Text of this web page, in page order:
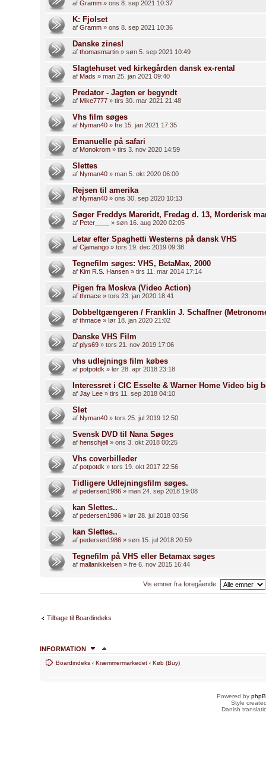
af Gramm » ons 8. sep 2021 10:37
K: Fjolset
af Gramm » ons 8. sep 2021 10:36
Danske zines!
af thomasmartin » søn 5. sep 2021 10:49
Slagtehuset ved kirkegården dansk ex-rental
af Mads » man 25. jan 2021 09:40
Predator - Jagten er begyndt
af Mike7777 » tirs 30. mar 2021 21:48
Vhs film søges
af Nyman40 » fre 15. jan 2021 17:35
Emanuelle på safari
af Monokrom » tirs 3. nov 2020 14:59
Slettes
af Nyman40 » man 5. okt 2020 06:00
Rejsen til amerika
af Nyman40 » ons 30. sep 2020 10:13
Søger Freddys Mareridt, Fredag d. 13, Morderisk
af Peter____ » søn 16. aug 2020 02:05
Letar efter Spaghetti Westerns på dansk VHS
af Cjamango » tors 19. dec 2019 09:38
Tegnefilm søges: VHS, BetaMax, 2000
af Kim R.S. Hansen » tirs 11. mar 2014 17:14
Pigen fra Moskva (Video Action)
af thmace » tors 23. jan 2020 18:41
Dobbeltgængeren / Franklin J. Schaffner
af thmace » lør 18. jan 2020 21:02
Danske VHS Film
af plys69 » tors 21. nov 2019 17:06
vhs udlejnings film købes
af potpotdk » lør 28. apr 2018 23:18
Interessret i CIC Esselte & Warner Home Video big
af Jay Lee » tirs 11. sep 2018 04:10
Slet
af Nyman40 » tors 25. jul 2019 12:50
Svensk DVD til Nana Søges
af henschjell » ons 3. okt 2018 00:25
Vhs coverbilleder
af potpotdk » tors 19. okt 2017 22:56
Tidligere Udlejningsfilm søges.
af pedersen1986 » man 24. sep 2018 19:08
kan Slettes..
af pedersen1986 » lør 28. jul 2018 03:56
kan Slettes..
af pedersen1986 » søn 15. jul 2018 20:59
Tegnefilm på VHS eller Betamax søges
af mallanikkelsen » fre 6. nov 2015 16:44
Vis emner fra foregående:
Tilbage til Boardindeks
INFORMATION
Boardindeks ‹ Kræmmermarkedet ‹ Køb (Buy)
Powered by
Style
Danish